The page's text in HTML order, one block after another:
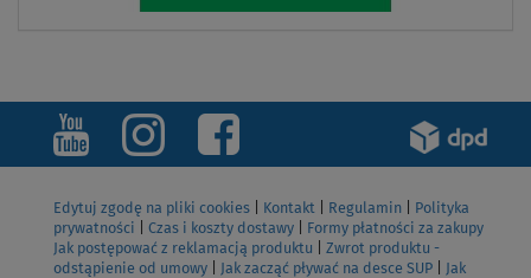
Edytuj zgodę na pliki cookies Kontakt Regulamin
Polityka
prywatności
Czas i koszty dostawy
Formy płatności za zakupy
Jak postępować z reklamacją produktu
Zwrot produktu -
odstąpienie od umowy
Jak zacząć pływać na desce SUP
Jak